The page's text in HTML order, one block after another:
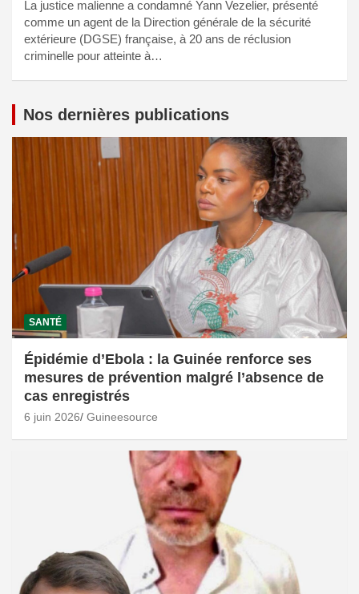
La justice malienne a condamné Yann Vezelier, présenté
comme un agent de la Direction générale de la sécurité
extérieure (DGSE) française, à 20 ans de réclusion
criminelle pour atteinte à…
Nos dernières publications
SANTÉ
Épidémie d’Ebola : la Guinée renforce ses
mesures de prévention malgré l’absence de
cas enregistrés
6 juin 2026 Guineesource